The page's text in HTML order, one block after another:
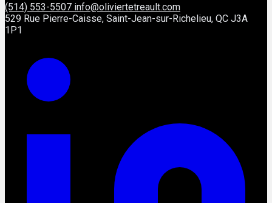
(514) 553-5507 info@oliviertetreault.com
529 Rue Pierre-Caisse, Saint-Jean-sur-Richelieu, QC J3A
1P1